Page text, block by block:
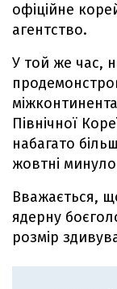
офіційне
агентство.
У той же час,
Північної
набагато
жовтні
Вважається,
ядерну
розмір